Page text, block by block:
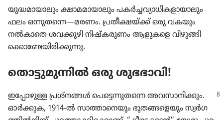
യുദ്ധമാ​യാ​ലും ക്ഷാമമാ​യാ​ലും പകർച്ച​വ്യാ​ധി​ക​ളാ​യാ​ലും
ഫലം ഒന്നുതന്നെ—മരണം. പ്രതീ​ക്ഷ​യ്‌ക്ക്‌ ഒരു വകയും
നൽകാതെ ശവക്കുഴി നിഷ്‌ക​രു​ണം ആളുകളെ വിഴു​ങ്ങി​
ക്കൊ​ണ്ടേ​യി​രി​ക്കു​ന്നു.
തൊട്ടു​മു​ന്നിൽ ഒരു ശുഭഭാ​വി!
ഇപ്പോ​ഴുള്ള പ്രശ്‌നങ്ങൾ പെട്ടെ​ന്നു​തന്നെ അവസാ​നി​ക്കും.
ഓർക്കുക, 1914-ൽ സാത്താ​നെ​യും ഭൂതങ്ങ​ളെ​യും സ്വർഗ​